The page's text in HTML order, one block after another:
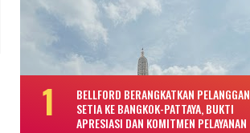
BELLFORD BERANGKATKAN PELANGGAN
SETIA KE BANGKOK-PATTAYA, BUKTI
APRESIASI DAN KOMITMEN PELAYANAN